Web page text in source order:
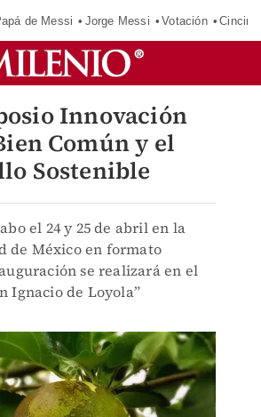
de Messi Jorge Messi Votación
Innovación
Común y el
Sostenible
el 24 y 25 de abril en la
de México en formato
se realizará en el
Ignacio de Loyola”